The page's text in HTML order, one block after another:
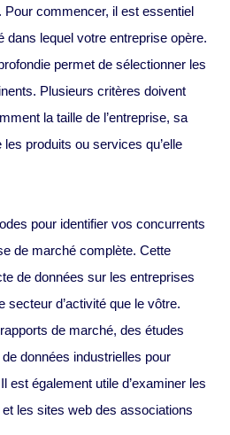
Pour commencer, il est essentiel
dans lequel votre entreprise opère.
permet de sélectionner les
Plusieurs critères doivent
la taille de l’entreprise, sa
produits ou services qu’elle
pour identifier vos concurrents
de marché complète. Cette
de données sur les entreprises
secteur d’activité que le vôtre.
de marché, des études
données industrielles pour
est également utile d’examiner les
les sites web des associations